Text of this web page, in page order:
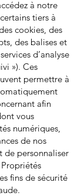
à notre
tiers à
cookies, des
des balises et
d’analyse
»). Ces
permettre à
afin
vous
numériques,
de nos
de personnaliser
fins de sécurité